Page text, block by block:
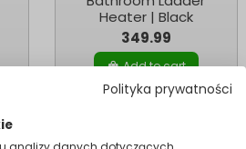
Polityka prywatności
Heater | Black
349.99
Add to cart